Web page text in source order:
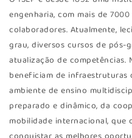
engenharia, com mais de
colaboradores. Atualmente,
grau, diversos cursos de pós-
atualização de competências.
beneficiam de infraestruturas
ambiente de ensino
preparado e dinâmico, da
mobilidade internacional, que